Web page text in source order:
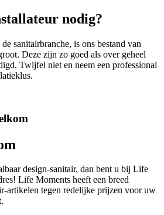
nodig?
sanitairbranche, is ons bestand van
Deze zijn zo goed als over geheel
Twijfel niet en neem een professional
design-sanitair, dan bent u bij Life
Life Moments heeft een breed
artikelen tegen redelijke prijzen voor uw